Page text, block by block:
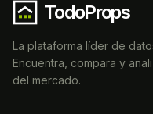
TodoProps
La plataforma líder de
Encuentra, compara y
del mercado.